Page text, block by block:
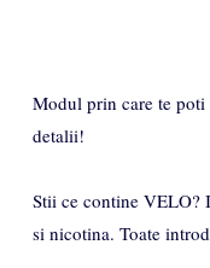
Modul prin care te
detalii!
Stii ce contine VELO?
si nicotina. Toate